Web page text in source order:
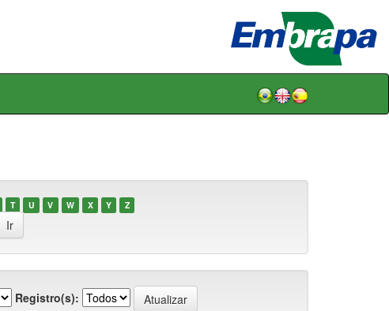
T U V W X Y Z
Registro(s):